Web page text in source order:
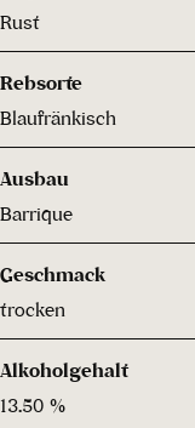
Rust
Rebsorte
Blaufränkisch
Ausbau
Barrique
Geschmack
trocken
Alkoholgehalt
13.50 %